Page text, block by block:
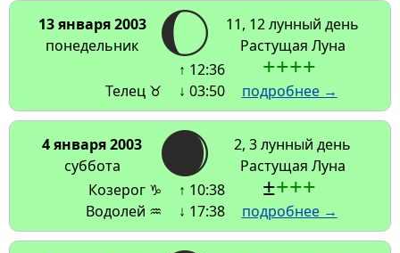
13 января 2003
понедельник
11, 12 лунный день
Растущая Луна
Телец ♉
↑ 12:36
↓ 03:50
++++
подробнее →
4 января 2003
суббота
2, 3 лунный день
Растущая Луна
Козерог ♑
Водолей ♒
↑ 10:38
↓ 17:38
±+++
подробнее →